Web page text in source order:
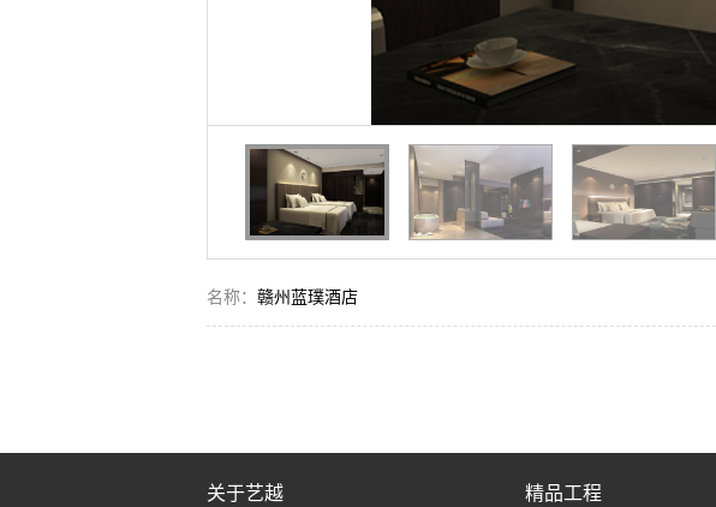
名称： 赣州蓝璞酒店
关于艺越 精品工程